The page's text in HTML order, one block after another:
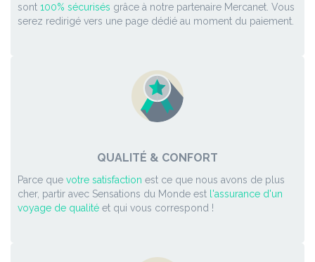
sont 100% sécurisés grâce à notre partenaire Mercanet. Vous
serez redirigé vers une page dédié au moment du paiement.
QUALITÉ & CONFORT
Parce que votre satisfaction est ce que nous avons de plus
cher, partir avec Sensations du Monde est l'assurance d'un
voyage de qualité et qui vous correspond !